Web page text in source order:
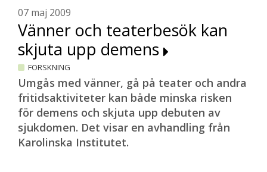
07 maj 2009
Vänner och teaterbesök kan
skjuta upp demens
FORSKNING
Umgås med vänner, gå på teater och andra
fritidsaktiviteter kan både minska risken
för demens och skjuta upp debuten av
sjukdomen. Det visar en avhandling från
Karolinska Institutet.